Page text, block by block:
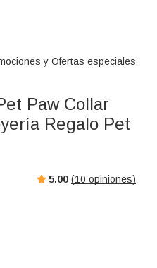
y Ofertas especiales
Paw Collar
Regalo Pet
5.00 (10 opiniones)